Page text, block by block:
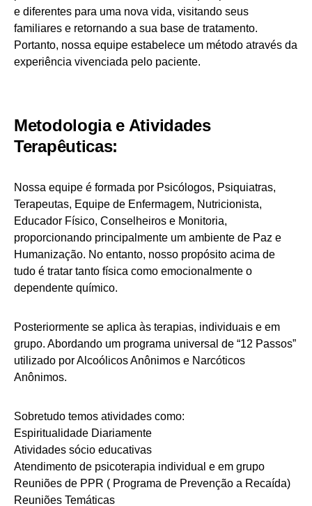
e diferentes para uma nova vida, visitando seus
familiares e retornando a sua base de tratamento.
Portanto, nossa equipe estabelece um método através da
experiência vivenciada pelo paciente.
Metodologia e Atividades
Terapêuticas:
Nossa equipe é formada por Psicólogos, Psiquiatras,
Terapeutas, Equipe de Enfermagem, Nutricionista,
Educador Físico, Conselheiros e Monitoria,
proporcionando principalmente um ambiente de Paz e
Humanização. No entanto, nosso propósito acima de
tudo é tratar tanto física como emocionalmente o
dependente químico.
Posteriormente se aplica às terapias, individuais e em
grupo. Abordando um programa universal de “12 Passos”
utilizado por Alcoólicos Anônimos e Narcóticos
Anônimos.
Sobretudo temos atividades como:
Espiritualidade Diariamente
Atividades sócio educativas
Atendimento de psicoterapia individual e em grupo
Reuniões de PPR ( Programa de Prevenção a Recaída)
Reuniões Temáticas